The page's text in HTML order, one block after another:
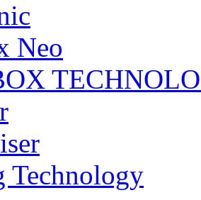
Neo
Technology